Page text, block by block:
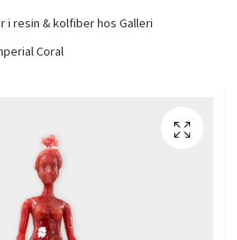
i resin & kolfiber hos Galleri
Coral